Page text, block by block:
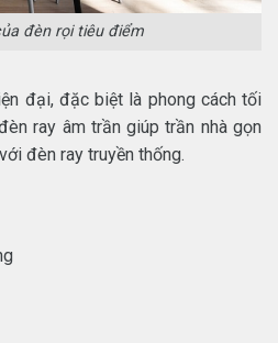
đèn rọi tiêu điểm
đại, đặc biệt là phong cách tối
ray âm trần giúp trần nhà gọn
đèn ray truyền thống.